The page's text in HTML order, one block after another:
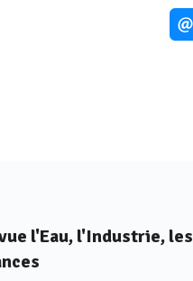
l'Eau, l'Industrie, les